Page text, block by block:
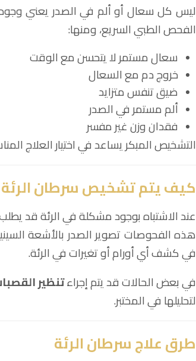
ليس كل سعال أو ألم في الصدر يعني
الفحص الطبي السريع، ومنها:
سعال مستمر لا يتحسن مع الوقت
خروج دم مع السعال
ضيق تنفس متزايد
ألم مستمر في الصدر
فقدان وزن غير مفسر
التشخيص المبكر يساعد في اختيار العلاج
كيف يتم تشخيص سرطان الرئة
عند الاشتباه بوجود مشكلة في الرئة قد
في كشف أي أورام أو تغيرات في الرئة.
في بعض الحالات قد يتم إجراءتنظير
لتحليلها في المختبر.
طرق علاج سرطان الرئة